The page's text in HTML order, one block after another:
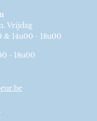
Vrijdag
& 14u00 - 18u00
- 18u00